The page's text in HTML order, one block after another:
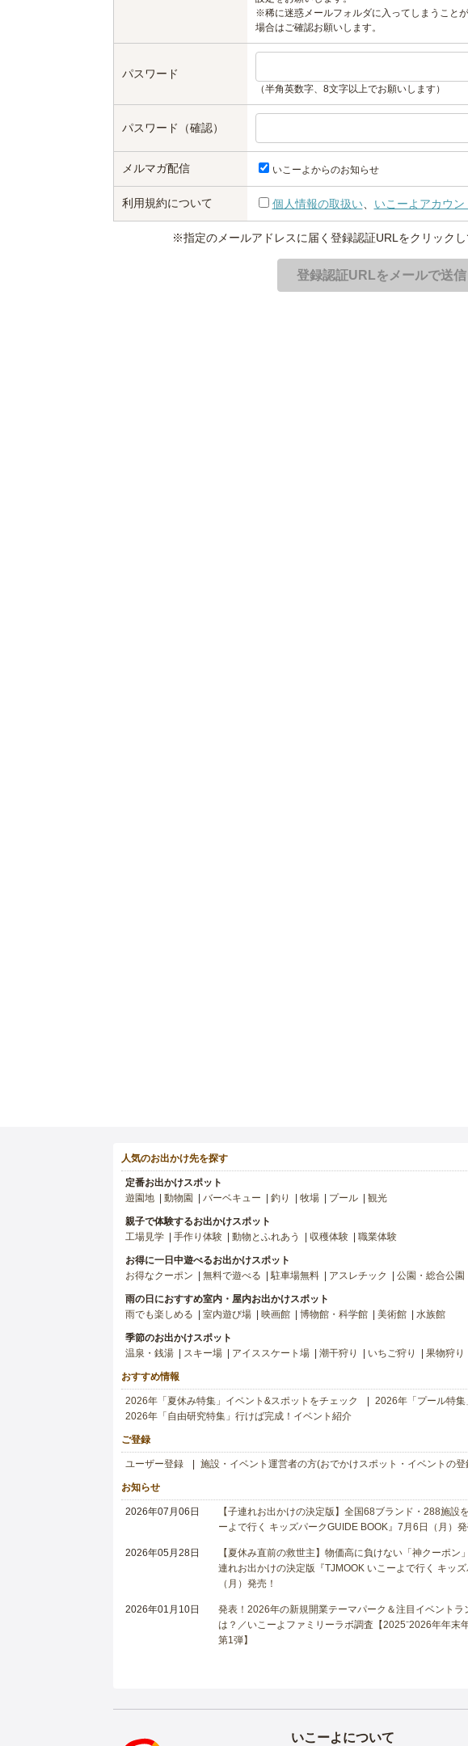
※稀に迷惑メールフォルダに入ってしまうこと
場合はご確認お願いします。
パスワード
（半角英数字、8文字以上でお願いします）
パスワード（確認）
メルマガ配信 いこーよからのお知らせ
利用規約について 個人情報の取扱い、 いこーよアカウン
※指定のメールアドレスに届く登録認証URLをクリックし
人気のお出かけ先を探す
定番お出かけスポット
遊園地
動物園 バーベキュー 釣り 牧場 プール 観光
親子で体験するお出かけスポット
工場見学
手作り体験 動物とふれあう 収穫体験 職業体験
お得に一日中遊べるお出かけスポット
お得なクーポン
無料で遊べる 駐車場無料 アスレチック 公園・総合公園
雨の日におすすめ室内・屋内お出かけスポット
雨でも楽しめる
室内遊び場 映画館 博物館・科学館 美術館 水族館
季節のお出かけスポット
温泉・銭湯
スキー場 アイススケート場 潮干狩り いちご狩り 果物狩り
おすすめ情報
2026年「夏休み特集」イベント&スポットをチェック
2026年「プール特集
2026年「自由研究特集」行けば完成！イベント紹介
ご登録
ユーザー登録 施設・イベント運営者の方(おでかけスポット・イベントの登
お知らせ
2026年07月06日
【子連れお出かけの決定版】全国68ブランド・288施設
ーよで行く キッズパークGUIDE BOOK』7月6日（月）発
2026年05月28日
【夏休み直前の救世主】物価高に負けない「神クーポン
連れお出かけの決定版『TJMOOK いこーよで行く キッ
（月）発売！
2026年01月10日
発表！2026年の新規開業テーマパーク＆注目イベント
は？／いこーよファミリーラボ調査【2025⁻2026年年末
第1弾】
いこーよについて